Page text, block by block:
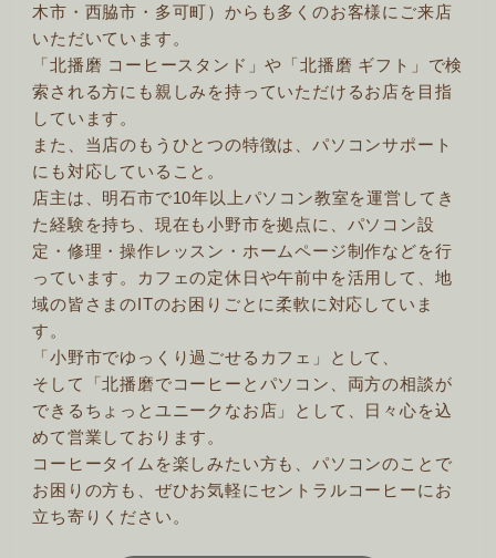
木市・西脇市・多可町）からも多くのお客様にご来店
いただいています。
「北播磨 コーヒースタンド」や「北播磨 ギフト」で検
索される方にも親しみを持っていただけるお店を目指
しています。
また、当店のもうひとつの特徴は、パソコンサポート
にも対応していること。
店主は、明石市で10年以上パソコン教室を運営してき
た経験を持ち、現在も小野市を拠点に、パソコン設
定・修理・操作レッスン・ホームページ制作などを行
っています。カフェの定休日や午前中を活用して、地
域の皆さまのITのお困りごとに柔軟に対応していま
す。
「小野市でゆっくり過ごせるカフェ」として、
そして「北播磨でコーヒーとパソコン、両方の相談が
できるちょっとユニークなお店」として、日々心を込
めて営業しております。
コーヒータイムを楽しみたい方も、パソコンのことで
お困りの方も、ぜひお気軽にセントラルコーヒーにお
立ち寄りください。